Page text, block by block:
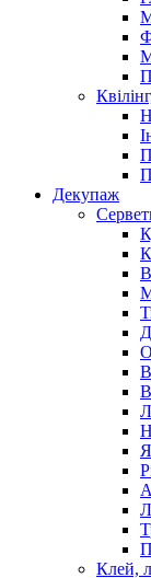
Декупаж
Клей,